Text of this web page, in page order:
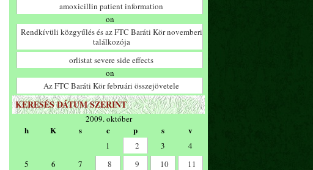
amoxicillin patient information
on
Rendkívüli közgyűlés és az FTC Baráti Kör novemberi
találkozója
orlistat severe side effects
on
Az FTC Baráti Kör februári összejövetele
KERESÉS DÁTUM SZERINT
2009. október
h K s c p s v
1 2 3
4
5
6 7 8 9 10
11